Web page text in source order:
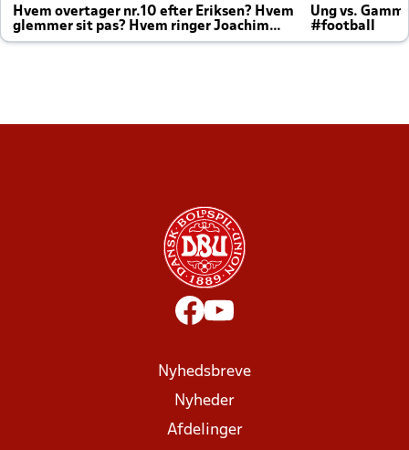
Hvem overtager nr.10 efter Eriksen? Hvem
glemmer sit pas? Hvem ringer Joachim
altid til efter kampe?
Ung vs.
#football
Nyhedsbreve
Nyheder
Afdelinger